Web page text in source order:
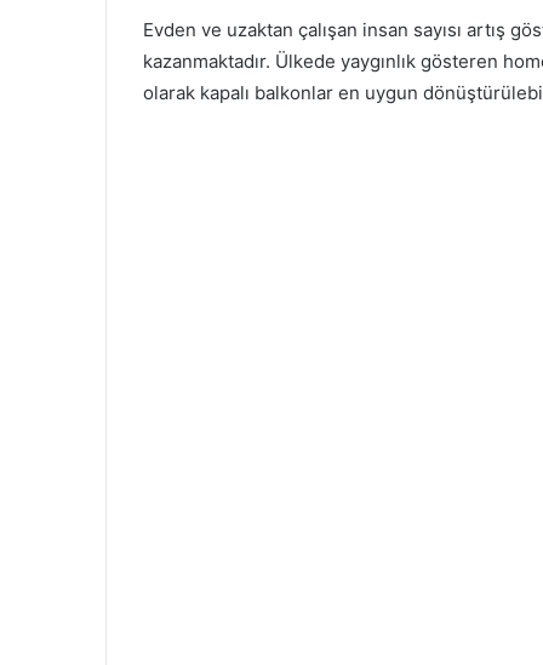
Evden ve uzaktan çalışan insan sayısı artış
kazanmaktadır. Ülkede yaygınlık gösteren
olarak kapalı balkonlar en uygun